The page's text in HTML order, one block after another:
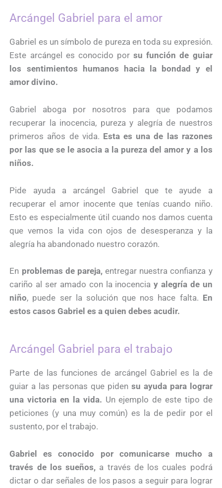
Arcángel Gabriel para el amor
Gabriel es un símbolo de pureza en toda su expresión.
Este arcángel es conocido por su función de guiar
los sentimientos humanos hacia la bondad y el
amor divino.
Gabriel aboga por nosotros para que podamos
recuperar la inocencia, pureza y alegría de nuestros
primeros años de vida. Esta es una de las razones
por las que se le asocia a la pureza del amor y a los
niños.
Pide ayuda a arcángel Gabriel que te ayude a
recuperar el amor inocente que tenías cuando niño.
Esto es especialmente útil cuando nos damos cuenta
que vemos la vida con ojos de desesperanza y la
alegría ha abandonado nuestro corazón.
En problemas de pareja,entregar nuestra confianza y
cariño al ser amado con la inocenciay alegría de un
niño, puede ser la solución que nos hace falta. En
estos casos Gabriel es a quien debes acudir.
Arcángel Gabriel para el trabajo
Parte de las funciones de arcángel Gabriel es la de
guiar a las personas que piden su ayuda para lograr
una victoria en la vida. Un ejemplo de este tipo de
peticiones (y una muy común) es la de pedir por el
sustento, por el trabajo.
Gabriel es conocido por comunicarse mucho a
través de los sueños, a través de los cuales podrá
dictar o dar señales de los pasos a seguir para lograr